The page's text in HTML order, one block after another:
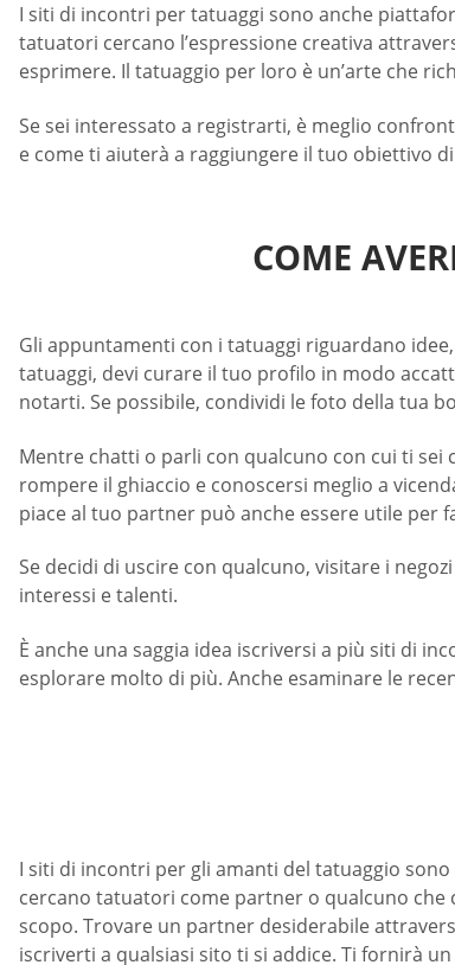
I siti di incontri per tatuaggi sono anche
tatuatori cercano l’espressione creativa
esprimere. Il tatuaggio per loro è un’arte che
Se sei interessato a registrarti, è meglio
e come ti aiuterà a raggiungere il tuo obiettivo
COME
Gli appuntamenti con i tatuaggi riguardano
tatuaggi, devi curare il tuo profilo in modo
notarti. Se possibile, condividi le foto della tua
Mentre chatti o parli con qualcuno con cui ti sei
rompere il ghiaccio e conoscersi meglio a
piace al tuo partner può anche essere utile per
Se decidi di uscire con qualcuno, visitare i
interessi e talenti.
È anche una saggia idea iscriversi a più siti di
esplorare molto di più. Anche esaminare le
I siti di incontri per gli amanti del tatuaggio
cercano tatuatori come partner o qualcuno che
scopo. Trovare un partner desiderabile
iscriverti a qualsiasi sito ti si addice. Ti fornirà